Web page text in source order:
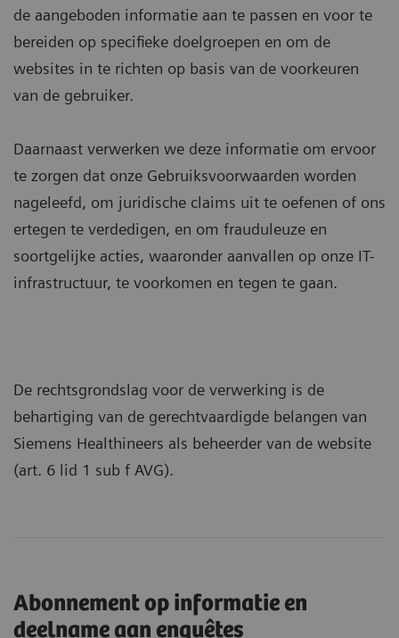
de aangeboden informatie aan te passen en voor te
bereiden op specifieke doelgroepen en om de
websites in te richten op basis van de voorkeuren
van de gebruiker.
Daarnaast verwerken we deze informatie om ervoor
te zorgen dat onze Gebruiksvoorwaarden worden
nageleefd, om juridische claims uit te oefenen of ons
ertegen te verdedigen, en om frauduleuze en
soortgelijke acties, waaronder aanvallen op onze IT-
infrastructuur, te voorkomen en tegen te gaan.
De rechtsgrondslag voor de verwerking is de
behartiging van de gerechtvaardigde belangen van
Siemens Healthineers als beheerder van de website
(art. 6 lid 1 sub f AVG).
Abonnement op informatie en
deelname aan enquêtes